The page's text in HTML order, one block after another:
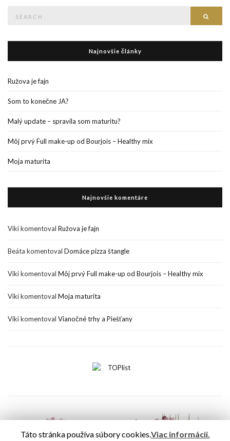
Najnovšie články
Ružova je fajn
Som to konečne JA?
Malý update – spravila som maturitu?
Môj prvý Full make-up od Bourjois – Healthy mix
Moja maturita
Najnovšie komentáre
Vikikomentoval Ružova je fajn
Beáta komentoval Domáce pizza štangle
Vikikomentoval Môj prvý Full make-up od Bourjois – Healthy mix
Vikikomentoval Moja maturita
Vikikomentoval Vianočné trhy a Piešťany
Táto stránka používa súbory cookies.Viac informácií.